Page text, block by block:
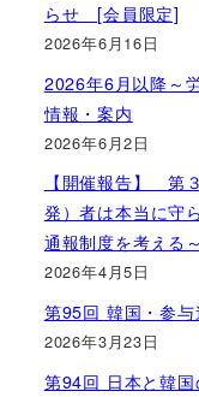
らせ [会員限定]
2026年6月16日
2026年6月以降～
情報・案内
2026年6月2日
【開催報告】 第
発）者は本当に守
通報制度を考える～
2026年4月5日
第95回 韓国・参
2026年3月23日
第94回 日本と韓